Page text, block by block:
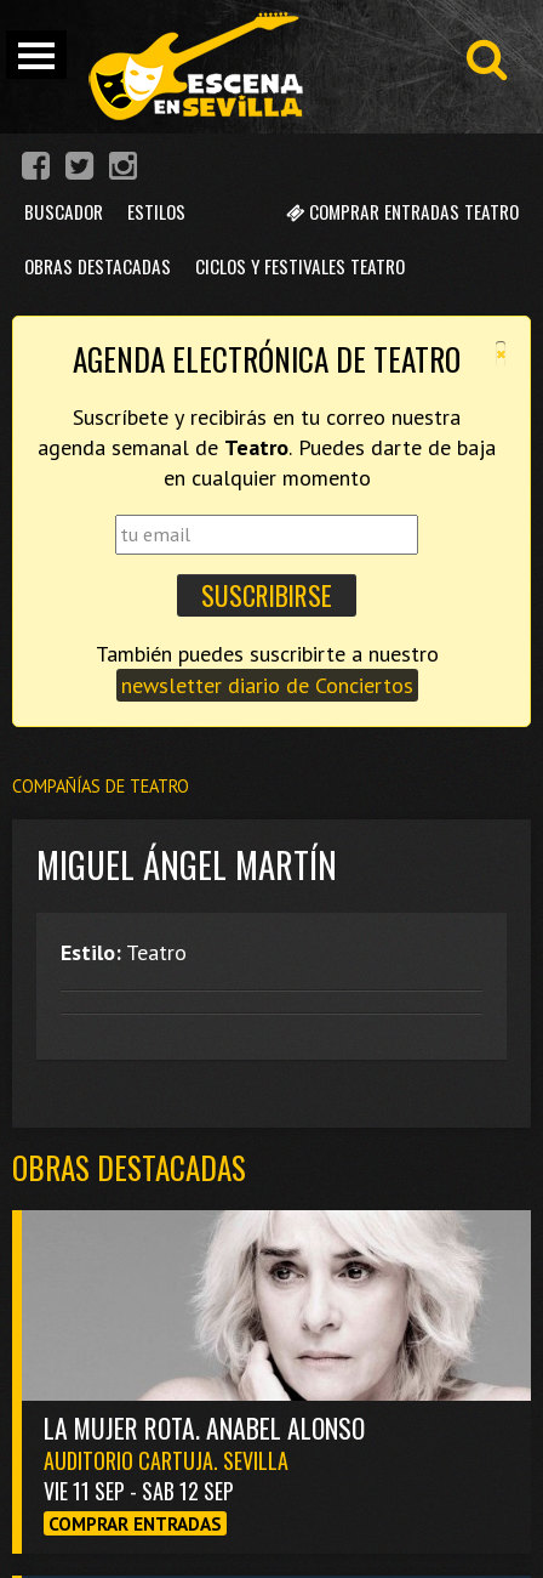
COMPRAR ENTRADAS TEATRO
BUSCADOR ESTILOS
OBRAS DESTACADAS CICLOS Y FESTIVALES TEATRO
×
AGENDA ELECTRÓNICA DE TEATRO
Suscríbete y recibirás en tu correo nuestra
agenda semanal de Teatro. Puedes darte de baja
en cualquier momento
newsletter diario de Conciertos
COMPAÑÍAS DE TEATRO
MIGUEL ÁNGEL MARTÍN
Estilo: Teatro
OBRAS DESTACADAS
LA MUJER ROTA. ANABEL ALONSO
AUDITORIO CARTUJA. SEVILLA
VIE 11 SEP - SAB 12 SEP
COMPRAR ENTRADAS